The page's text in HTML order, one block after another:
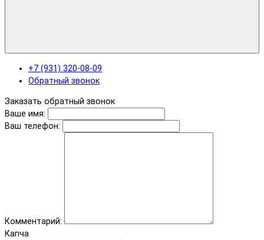
+7 (931) 320-08-09
Обратный звонок
Заказать обратный звонок
Ваше имя:
Ваш телефон:
Комментарий:
Капча